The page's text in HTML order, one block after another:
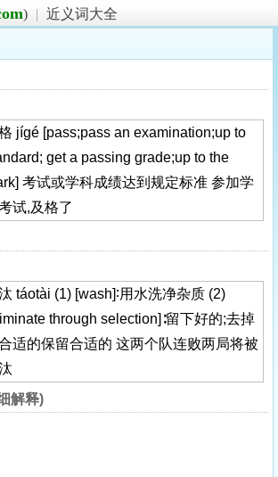
) | 近义词大全
jígé [pass;pass an examination;up to
get a passing grade;up to the
考试或学科成绩达到规定标准 参加学
试,及格了
táotài (1) [wash]∶用水洗净杂质 (2)
through selection]∶留下好的;去掉
适的保留合适的 这两个队连败两局将被
解释)